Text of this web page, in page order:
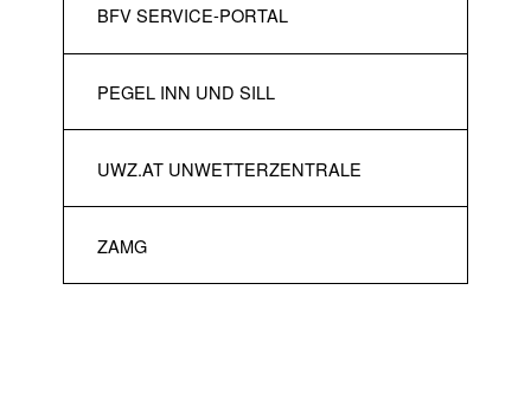
BFV SERVICE-PORTAL
PEGEL INN UND SILL
UWZ.AT UNWETTERZENTRALE
ZAMG